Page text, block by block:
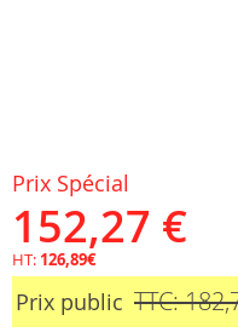
Prix Spécial
152,27 €
HT: 126,89€
Prix public TTC: